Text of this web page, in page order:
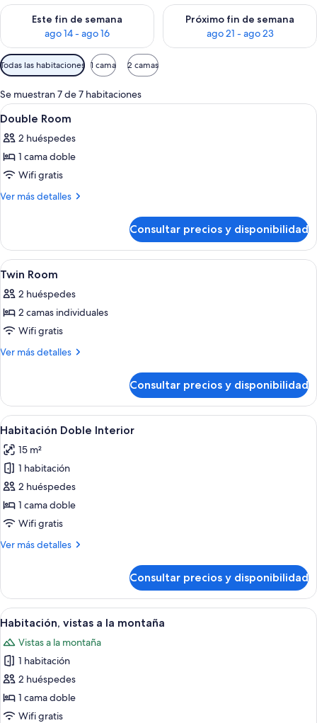
Este fin de semana
ago 14 - ago 16
Consulta la disponibilidad para este fin de semana, ago 14 -
Próximo fin de semana
ago 21 - ago 23
Consulta la disponibilidad
Filtros
disponibles
para
las
habitaciones
Todas las habitaciones 1 cama 2 camas
Se muestran 7 de 7 habitaciones
Abrir
todas
las
fotos
de
Double
Un dormitorio con cama, mesitas de
4
Double Room
2 huéspedes
1 cama doble
Wifi gratis
Ver más detalles
Más
Room
Consultar precios y disponibilidad
Abrir
todas
las
fotos
de
Twin
Habitación de hotel con cama,
4
Twin Room
2 huéspedes
2 camas individuales
Wifi gratis
Ver más detalles
Más
Room
Consultar precios y disponibilidad
Abrir
todas
las
fotos
de
Habitación
Doble
Un dormitorio con dos camas, un
4
Habitación Doble Interior
15 m²
1 habitación
2 huéspedes
1 cama doble
Wifi gratis
Ver más detalles
Más
Doble
Interior
Consultar precios y disponibilidad
Abrir
todas
las
fotos
de
Habitación,
vistas
Un dormitorio con pared de madera,
13
Habitación, vistas a la montaña
Vistas a la montaña
1 habitación
2 huéspedes
1 cama doble
Wifi gratis